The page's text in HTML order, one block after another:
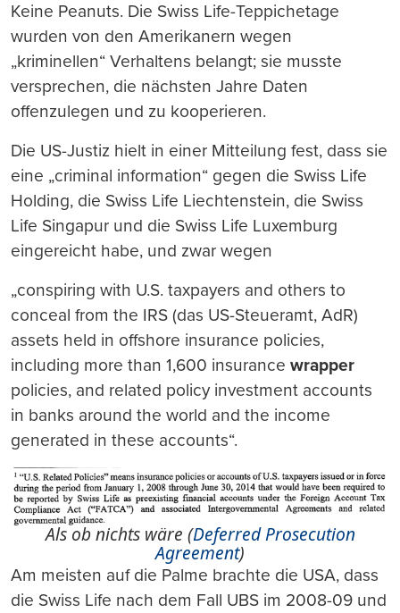
Keine Peanuts. Die Swiss Life-Teppichetage
wurden von den Amerikanern wegen
„kriminellen“ Verhaltens belangt; sie musste
versprechen, die nächsten Jahre Daten
offenzulegen und zu kooperieren.
Die US-Justiz hielt in einer Mitteilung fest, dass sie
eine „criminal information“ gegen die Swiss Life
Holding, die Swiss Life Liechtenstein, die Swiss
Life Singapur und die Swiss Life Luxemburg
eingereicht habe, und zwar wegen
„conspiring with U.S. taxpayers and others to
conceal from the IRS (das US-Steueramt, AdR)
assets held in offshore insurance policies,
including more than 1,600 insurance wrapper
policies, and related policy investment accounts
in banks around the world and the income
generated in these accounts“.
Als ob nichts wäre (Deferred Prosecution
Agreement)
Am meisten auf die Palme brachte die USA, dass
die Swiss Life nach dem Fall UBS im 2008-09 und